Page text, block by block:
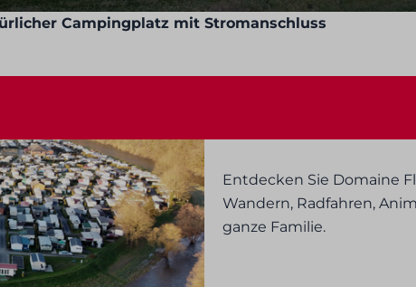
Campingplatz mit Stromanschluss
Entdecken Sie Domaine
Wandern, Radfahren,
ganze Familie.